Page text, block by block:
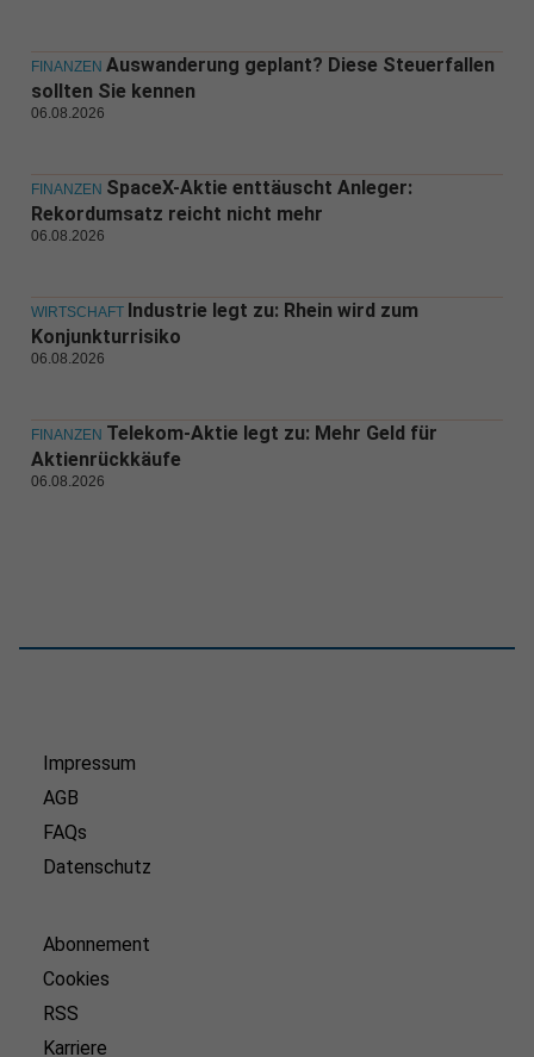
FINANZEN Auswanderung geplant? Diese Steuerfallen
sollten Sie kennen
06.08.2026
FINANZEN SpaceX-Aktie enttäuscht Anleger:
Rekordumsatz reicht nicht mehr
06.08.2026
WIRTSCHAFT Industrie legt zu: Rhein wird zum
Konjunkturrisiko
06.08.2026
FINANZEN Telekom-Aktie legt zu: Mehr Geld für
Aktienrückkäufe
06.08.2026
Impressum
AGB
FAQs
Datenschutz
Abonnement
Cookies
RSS
Karriere